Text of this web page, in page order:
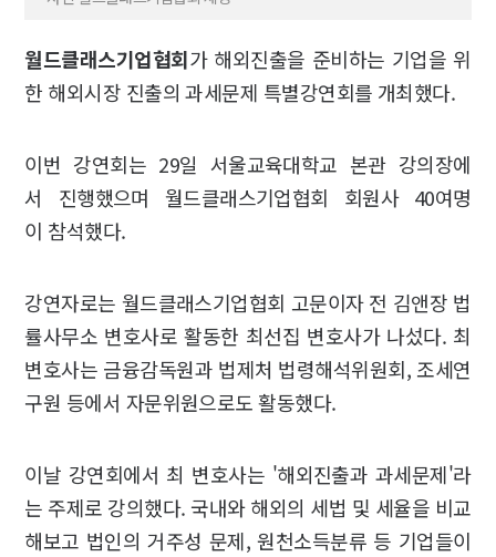
월드클래스기업협회가 해외진출을 준비하는 기업을 위
한 해외시장 진출의 과세문제 특별강연회를 개최했다.
이번 강연회는 29일 서울교육대학교 본관 강의장에
서 진행했으며 월드클래스기업협회 회원사 40여명
이 참석했다.
강연자로는 월드클래스기업협회 고문이자 전 김앤장 법
률사무소 변호사로 활동한 최선집 변호사가 나섰다. 최
변호사는 금융감독원과 법제처 법령해석위원회, 조세연
구원 등에서 자문위원으로도 활동했다.
이날 강연회에서 최 변호사는 '해외진출과 과세문제'라
는 주제로 강의했다. 국내와 해외의 세법 및 세율을 비교
해보고 법인의 거주성 문제, 원천소득분류 등 기업들이